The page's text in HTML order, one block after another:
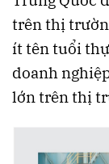
trên thị
ít tên tuổi
doanh
lớn trên thị